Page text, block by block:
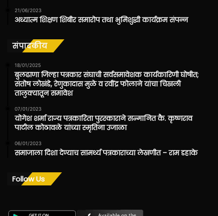
21/06/2023
अध्यात्म शिक्षण शिबीर समारोप तथा भुमिशुद्धी कार्यक्रम संपन्न
संपादकीय
18/01/2025
बुलढाणा जिल्हा पत्रकार संघाची सर्वसमावेशक कार्यकारिणी घोषीत;
संतोष लोखंडे, रेणुकादास मुळे व रवींद्र फोलाने यांचा चिखली
तालुक्यातून समावेश
07/01/2023
योगेश शर्मा राज्य पत्रकारिता पुरस्काराने सन्मानित कै. कृष्णराव
पाटील कोठावळे यांच्या स्मृतिना उजाळा
06/01/2023
समाजाला दिशा देण्याच सामर्थ्य पत्रकाराच्या लेखणीत – राम डहाके
Follow Us